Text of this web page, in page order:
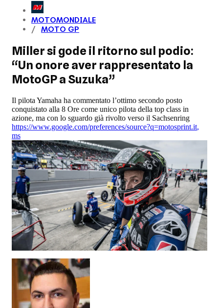
MOTOMONDIALE
MOTO GP
Miller si gode il ritorno sul podio:
“Un onore aver rappresentato la
MotoGP a Suzuka”
Il pilota Yamaha ha commentato l’ottimo secondo posto
conquistato alla 8 Ore come unico pilota della top class in
azione, ma con lo sguardo già rivolto verso il Sachsenring
https://www.google.com/preferences/source?q=motosprint.it,
ms